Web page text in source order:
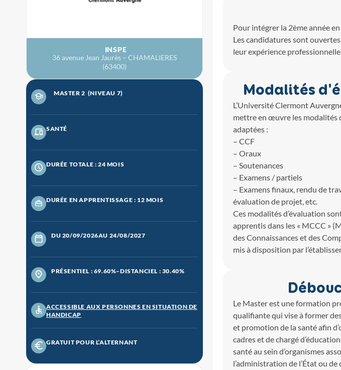
INSPE
36 avenue Jean Jaurès – CHAMALIERES
(63400)
MASTER 2 (NIVEAU 7)
SANTÉ
DURÉE TOTALE : 24 MOIS
DURÉE EN APPRENTISSAGE : 12 MOIS
DU 20/09/2026AU 24/08/2027
PRÉSENTIEL : 69.60%–DISTANCIEL : 30.40%
ACCESSIBLE AUX PERSONNES EN SITUATION DE
HANDICAP
GRATUIT POUR L’ALTERNANT
Pour intégrer la 2ème année
Les candidatures sont
leur expérience
Modalités
L’Université Clermont
mettre en œuvre les modalités
adaptées :
– CCF
– Oraux
– Soutenances
– Examens / partiels
– Examens finaux, rendu de
évaluation de projet, etc.
Ces modalités d’évaluation
apprentis dans les « MCCC »
des Connaissances et des
mis à disposition par
Le Master est une formation
qualifiante qui vise à former
et promotion de la santé afin
cadres et de chargé
santé au sein d’organismes
l’administration de l’État ou